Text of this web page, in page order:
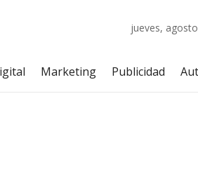
jueves,
Marketing Publicidad